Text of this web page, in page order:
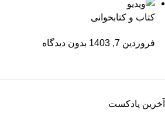
کتاب و کتابخوانی
فروردین 7, 1403 بدون دیدگاه
آخرین پادکست